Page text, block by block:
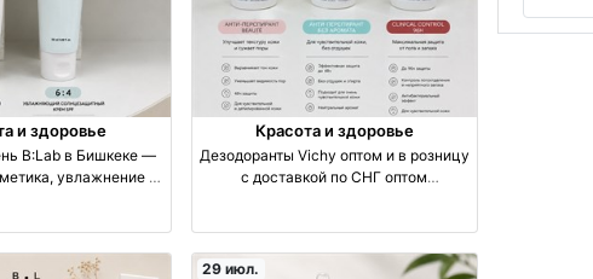
и здоровье
B:Lab в Бишкеке —
увлажнение и
Красота и здоровье
Дезодоранты Vichy оптом и в розницу
с доставкой по СНГ оптом
29 июл.